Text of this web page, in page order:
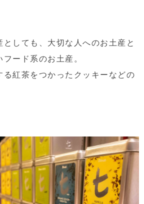
しても、大切な人へのお土産と
ード系のお土産。
る紅茶をつかったクッキーなどの